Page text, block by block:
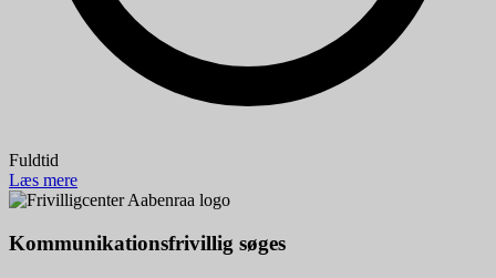
Fuldtid
Læs mere
Kommunikationsfrivillig søges